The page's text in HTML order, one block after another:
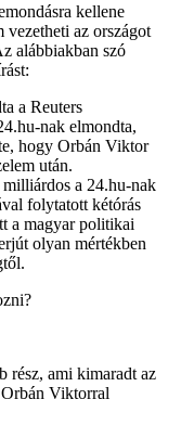
kellene
az országot
alábbiakban szó
a Reuters
nak elmondta,
hogy Orbán Viktor
után.
a 24.hu-nak
folytatott kétórás
a magyar politikai
olyan mértékben
rész, ami kimaradt az
Viktorral